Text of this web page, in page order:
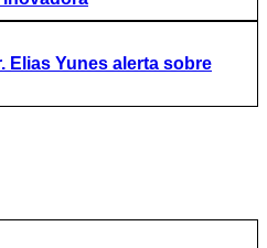
Elias Yunes alerta sobre